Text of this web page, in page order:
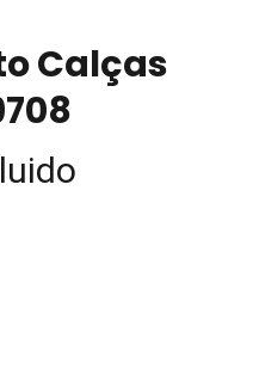
Calças